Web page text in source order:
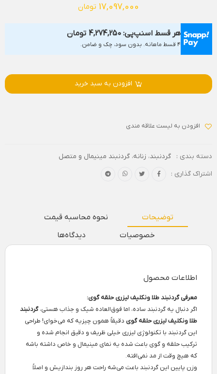
17,097,000 تومان
هر قسط اسنپ‌پی: 4,274,250 تومان
۴ قسط ماهانه. بدون سود، چک و ضامن.
افزودن به سبد خرید
افزودن به لیست علاقه مندی
دسته بندی : گردنبند، زنانه، گردنبند مینیمال و متصل
اشتراک گذاری :
توضیحات
نحوه محاسبه قیمت
خصوصیات
دیدگاه‌ها
اطلاعات محصول
معرفی گردنبند طلا ونکلیف لیزری حلقه گوی:
اگر دنبال یه گردنبند ساده، اما فوق‌العاده شیک و جذاب هستی،گردنبند
طلا ونکلیف لیزری حلقه گوی دقیقاً همون چیزیه که می‌خوای! طراحی
این گردنبند با تکنولوژی لیزری خیلی ظریف و دقیق انجام شده و
ترکیب حلقه و گوی باعث شده یه نمای مینیمال و خاص داشته باشه
که هیچ وقت از مد نمی‌افته.
وزن پایین این گردنبند باعث می‌شه راحت هر روز بندازیش و اصلاً